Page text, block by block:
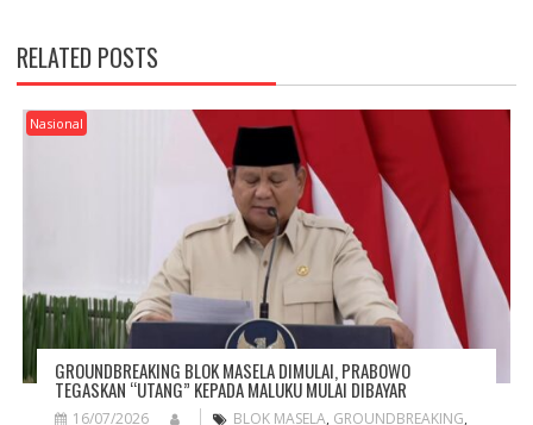
N
A
V
G
RELATED POSTS
Nasional
GROUNDBREAKING BLOK MASELA DIMULAI, PRABOWO
TEGASKAN “UTANG” KEPADA MALUKU MULAI DIBAYAR
16/07/2026 BLOK MASELA, GROUNDBREAKING,